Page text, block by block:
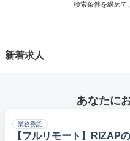
検索条件を緩めて
新着求人
あなたに
業務委託
【フルリモート】RIZAP